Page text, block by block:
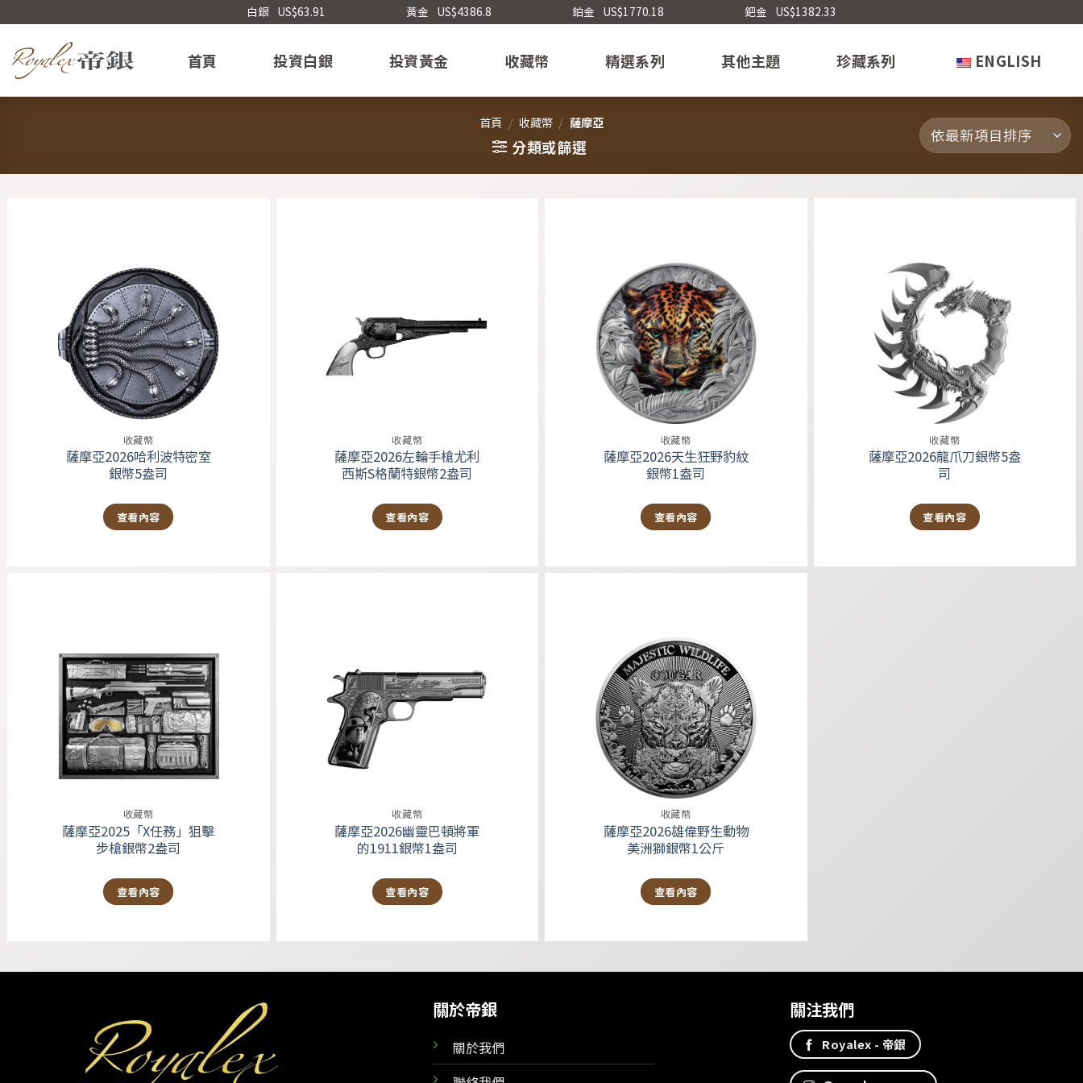
content
白銀 US$63.91 黃金 US$4386.8 鉑金 US$1770.18 鈀金 US$1382.33
首頁 投資白銀 投資黃金 收藏幣 精選系列 其他主題 珍藏系列 ENGLISH
首頁 / 收藏幣 / 薩摩亞
分類或篩選
收藏幣
薩摩亞2026哈利波特密室
銀幣5盎司
查看內容
收藏幣
薩摩亞2026左輪手槍尤利
西斯S格蘭特銀幣2盎司
查看內容
收藏幣
薩摩亞2026天生狂野豹紋
銀幣1盎司
查看內容
收藏幣
薩摩亞2026龍爪刀銀幣5盎
司
查看內容
收藏幣
薩摩亞2025「X任務」狙擊
步槍銀幣2盎司
查看內容
收藏幣
薩摩亞2026幽靈巴頓將軍
的1911銀幣1盎司
查看內容
收藏幣
薩摩亞2026雄偉野生動物
美洲獅銀幣1公斤
查看內容
關於帝銀
關於我們
關注我們
Royalex - 帝銀